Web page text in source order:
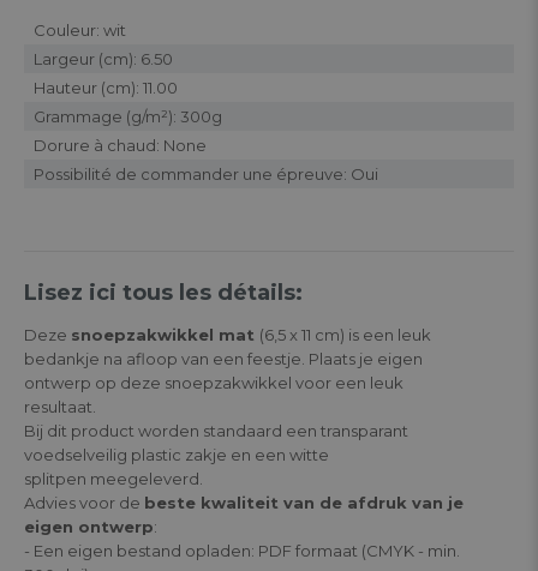
Couleur: wit
Largeur (cm): 6.50
Hauteur (cm): 11.00
Grammage (g/m²): 300g
Dorure à chaud: None
Possibilité de commander une épreuve: Oui
Lisez ici tous les détails:
Deze snoepzakwikkel mat (6,5 x 11 cm) is een leuk
bedankje na afloop van een feestje. Plaats je eigen
ontwerp op deze snoepzakwikkel voor een leuk
resultaat.
Bij dit product worden standaard een transparant
voedselveilig plastic zakje en een witte
splitpen meegeleverd.
Advies voor de beste kwaliteit van de afdruk van je
eigen ontwerp:
- Een eigen bestand opladen: PDF formaat (CMYK - min.